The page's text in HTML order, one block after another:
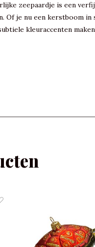
zeepaardje is een
je nu een kerstboom
kleuraccenten